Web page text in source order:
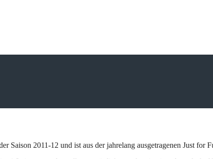
2011-12 und ist aus der jahrelang ausgetragenen Just